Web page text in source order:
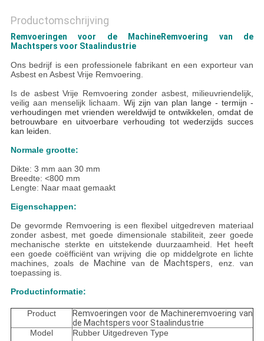
Productomschrijving
Remvoeringen voor de MachineRemvoering van de
Machtspers voor Staalindustrie
Ons bedrijf is een professionele fabrikant en een exporteur van
Asbest en Asbest Vrije Remvoering.
Is de asbest Vrije Remvoering zonder asbest, milieuvriendelijk,
veilig aan menselijk lichaam. Wij zijn van plan lange - termijn -
verhoudingen met vrienden wereldwijd te ontwikkelen, omdat de
betrouwbare en uitvoerbare verhouding tot wederzijds succes
kan leiden.
Normale grootte:
Dikte: 3 mm aan 30 mm
Breedte: <800 mm
Lengte: Naar maat gemaakt
Eigenschappen:
De gevormde Remvoering is een flexibel uitgedreven materiaal
zonder asbest, met goede dimensionale stabiliteit, zeer goede
mechanische sterkte en uitstekende duurzaamheid. Het heeft
een goede coëfficiënt van wrijving die op middelgrote en lichte
machines, zoals de Machine van de Machtspers, enz. van
toepassing is.
Productinformatie:
Product
Remvoeringen voor de Machineremvoering van
de Machtspers voor Staalindustrie
Model
Rubber Uitgedreven Type